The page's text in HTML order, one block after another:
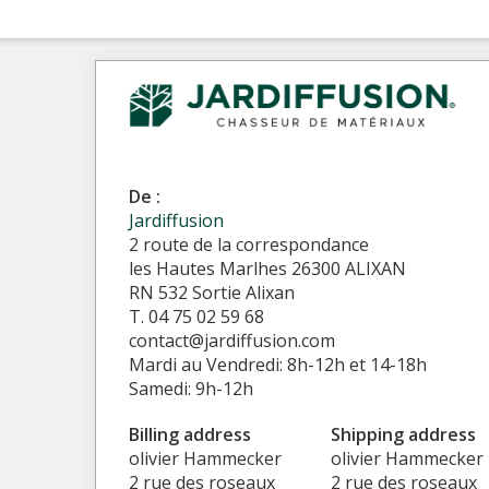
De :
Jardiffusion
2 route de la correspondance
les Hautes Marlhes 26300 ALIXAN
RN 532 Sortie Alixan
T. 04 75 02 59 68
contact@jardiffusion.com
Mardi au Vendredi: 8h-12h et 14-18h
Samedi: 9h-12h
Billing address
olivier Hammecker
2 rue des roseaux
Shipping address
olivier Hammecker
2 rue des roseaux